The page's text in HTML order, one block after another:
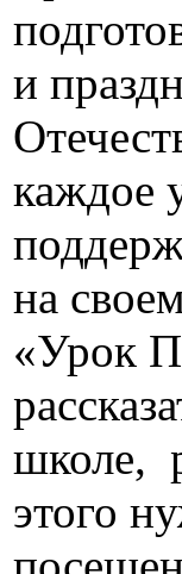
и
каждое
на
«Урок
школе,
этого